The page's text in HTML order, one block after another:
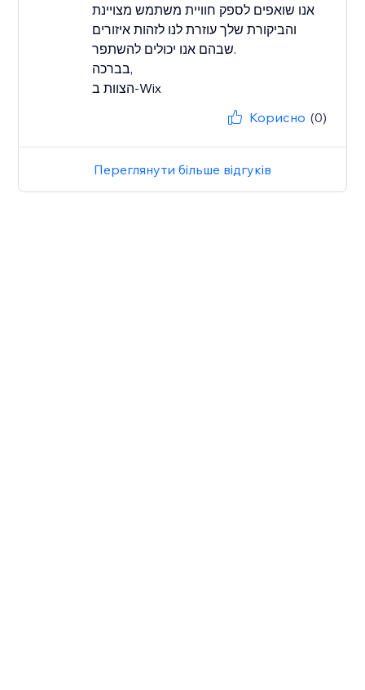
אנו שואפים לספק חוויית משתמש מצויינת
והביקורת שלך עוזרת לנו לזהות איזורים
שבהם אנו יכולים להשתפר.
בברכה,
הצוות ב-Wix
Корисно (0)
Переглянути більше відгуків